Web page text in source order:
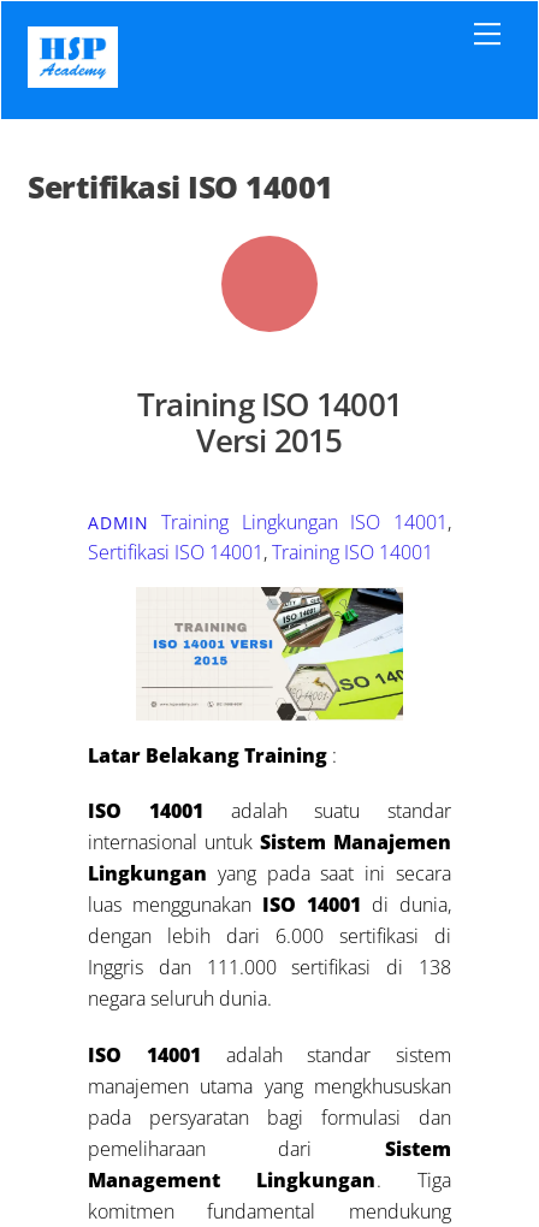
content
Sertifikasi ISO 14001
Training ISO 14001
Versi 2015
ADMIN Training Lingkungan ISO 14001,
Sertifikasi ISO 14001,Training ISO 14001
Latar Belakang Training :
ISO 14001 adalah suatu standar
internasional untuk Sistem Manajemen
Lingkungan yang pada saat ini secara
luas menggunakan ISO 14001 di dunia,
dengan lebih dari 6.000 sertifikasi di
Inggris dan 111.000 sertifikasi di 138
negara seluruh dunia.
ISO 14001 adalah standar sistem
manajemen utama yang mengkhususkan
pada persyaratan bagi formulasi dan
pemeliharaan dari Sistem
Management Lingkungan. Tiga
komitmen fundamental mendukung